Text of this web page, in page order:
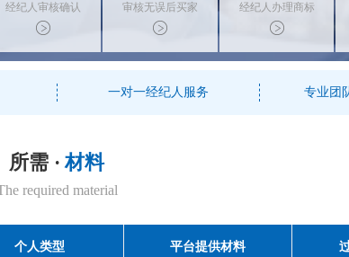
经纪人审核确认
商标状态
审核无误后买家
支付尾款，卖家
办理相关手续
经纪人办理商标
转让手续，交付
相关证书
一对一经纪人服务 专业团
所需 · 材料
required material
个人类型 平台提供材料